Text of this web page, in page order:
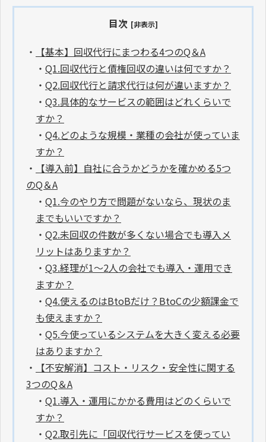
目次 [非表示]
・
【基本】回収代行にまつわる4つのQ＆A
・ Q1.回収代行と債権回収の違いは何ですか？
・ Q2.回収代行と請求代行は何が違いますか？
・ Q3.具体的なサービスの範囲はどれくらいで
すか？
・ Q4.どのような規模・業種の会社が使っていま
すか？
・
【導入前】自社に合うかどうかを確かめる5つ
のQ＆A
・ Q1.今のやり方で問題がないなら、現状のま
までもいいですか？
・ Q2.未回収の件数が多くない場合でも導入メ
リットはありますか？
・ Q3.経理が1〜2人の会社でも導入・運用でき
ますか？
・ Q4.使えるのはBtoBだけ？BtoCの少額課金で
も使えますか？
・ Q5.今使っているシステムを大きく変える必要
はありますか？
・
【不安解消】コスト・リスク・安全性に関する
3つのQ＆A
・ Q1.導入・運用にかかる費用はどのくらいで
すか？
・ Q2.取引先に「回収代行サービスを使ってい